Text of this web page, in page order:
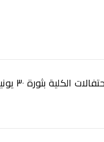
الكلية بثورة ٣٠ يونيو